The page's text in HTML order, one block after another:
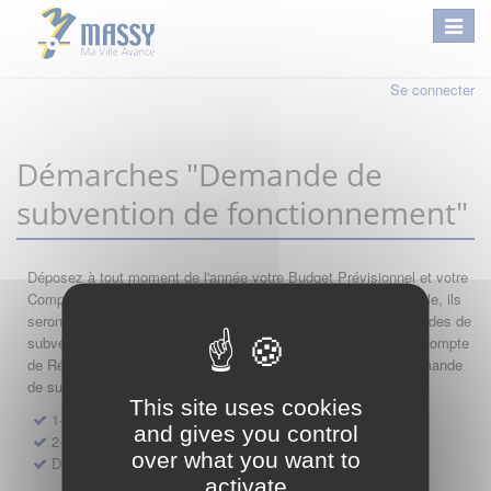
Se connecter
Démarches "Demande de
subvention de fonctionnement"
Déposez à tout moment de l'année votre Budget Prévisionnel et votre
Compte de Résultat : si leur année comptable est encore valable, ils
seront automatiquement réutilisés lors de vos nouvelles demandes de
subvention. Par conséquent merci de saisir dans l'ordre votre Compte
de Résultat, votre Budget Prévisionnel, et de finir par votre demande
de subvention.
1- Dépôt de Compte de Résultat de Fonctionnement
2- Dépôt de Budget Prévisionnel de Fonctionnement
Demande de subvention de fonctionnement 2027
This site uses cookies
and gives you control
over what you want to
activate